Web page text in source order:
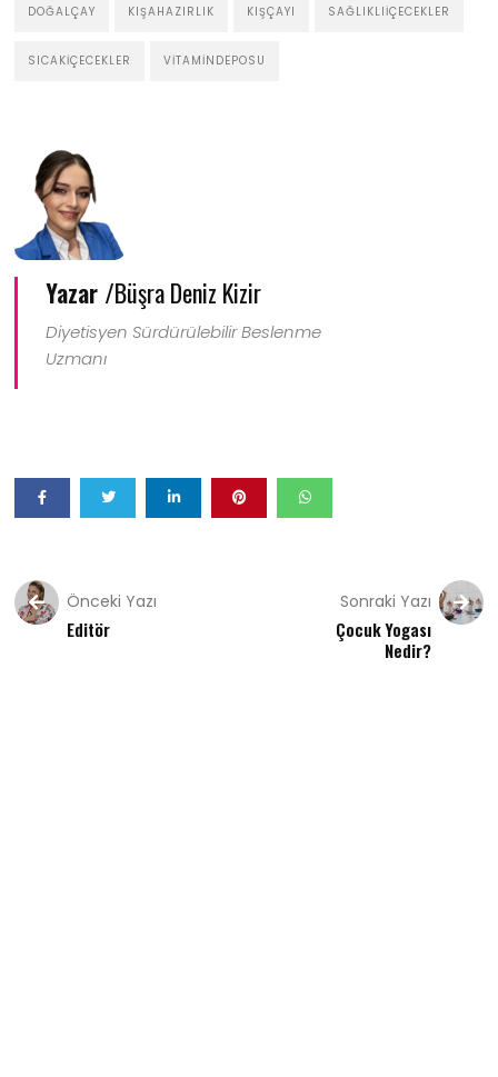
DOĞALÇAY KIŞAHAZIRLIK KIŞÇAYI SAĞLIKLIİÇECEKLER
SICAKİÇECEKLER VITAMINDEPOSU
Yazar /Büşra Deniz Kizir
Diyetisyen Sürdürülebilir Beslenme
Uzmanı
Önceki Yazı
Editör
Sonraki Yazı
Çocuk Yogası
Nedir?